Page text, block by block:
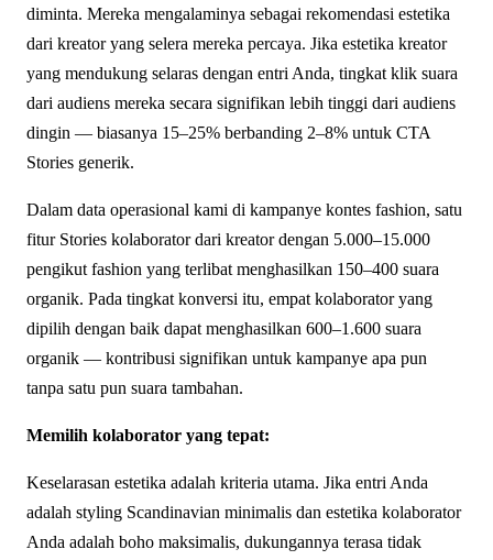
diminta. Mereka mengalaminya sebagai rekomendasi estetika
dari kreator yang selera mereka percaya. Jika estetika kreator
yang mendukung selaras dengan entri Anda, tingkat klik suara
dari audiens mereka secara signifikan lebih tinggi dari audiens
dingin — biasanya 15–25% berbanding 2–8% untuk CTA
Stories generik.
Dalam data operasional kami di kampanye kontes fashion, satu
fitur Stories kolaborator dari kreator dengan 5.000–15.000
pengikut fashion yang terlibat menghasilkan 150–400 suara
organik. Pada tingkat konversi itu, empat kolaborator yang
dipilih dengan baik dapat menghasilkan 600–1.600 suara
organik — kontribusi signifikan untuk kampanye apa pun
tanpa satu pun suara tambahan.
Memilih kolaborator yang tepat:
Keselarasan estetika adalah kriteria utama. Jika entri Anda
adalah styling Scandinavian minimalis dan estetika kolaborator
Anda adalah boho maksimalis, dukungannya terasa tidak